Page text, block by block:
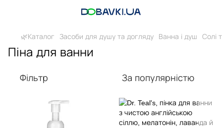
🌿Каталог Засоби для душу та догляду Ванна і душ Солі
Піна для ванни
Фільтр За популярністю